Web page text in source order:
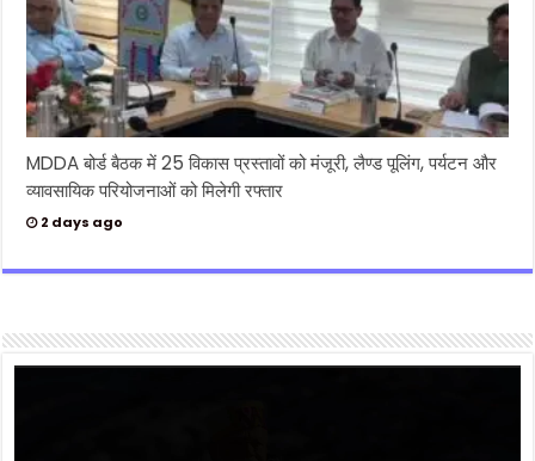
MDDA बोर्ड बैठक में 25 विकास प्रस्तावों को मंजूरी, लैण्ड पूलिंग, पर्यटन और
व्यावसायिक परियोजनाओं को मिलेगी रफ्तार
2 days ago
Video